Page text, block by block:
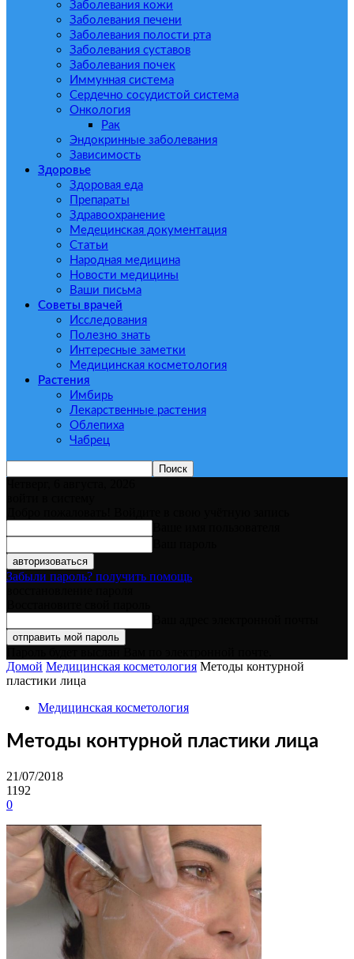
Заболевания кожи
Заболевания печени
Заболевания полости рта
Заболевания суставов
Заболевания почек
Иммунная система
Сердечно сосудистой система
Онкология
Рак
Эндокринные заболевания
Зависимость
Здоровье
Здоровая еда
Препараты
Здравоохранение
Медецинская документация
Статьи
Народная медицина
Новости медицины
Ваши письма
Советы врачей
Исследования
Полезно знать
Интересные заметки
Медицинская косметология
Растения
Имбирь
Лекарственные растения
Облепиха
Чабрец
Забыли пароль? получить помощь
Домой Медицинская косметология Методы контурной
пластики лица
Медицинская косметология
Методы контурной пластики лица
21/07/2018
1192
0